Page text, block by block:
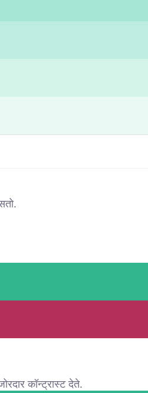
कॉन्ट्रास्ट देते.